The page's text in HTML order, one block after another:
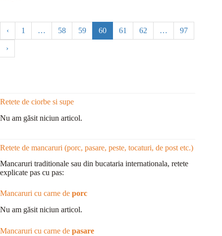
‹ 1 … 58 59 60 61 62 … 97
›
Retete de ciorbe si supe
Nu am găsit niciun articol.
Retete de mancaruri (porc, pasare, peste, tocaturi, de post etc.)
Mancaruri traditionale sau din bucataria internationala, retete
explicate pas cu pas:
Mancaruri cu carne de porc
Nu am găsit niciun articol.
Mancaruri cu carne de pasare